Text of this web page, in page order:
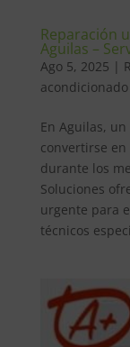
Reparación
Aguilas –
Ago 5, 2025 |
En Aguilas,
convertirse
durante los
Soluciones
urgente para
técnicos